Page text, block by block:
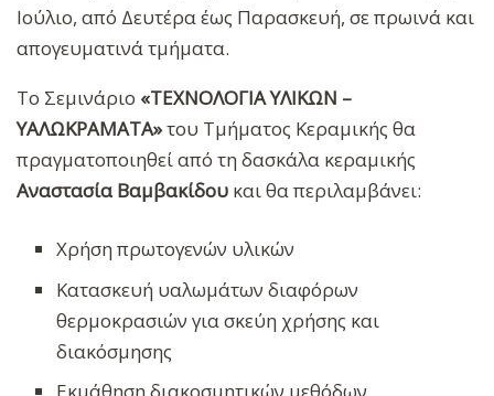
Ιούλιο, από Δευτέρα έως Παρασκευή, σε πρωινά και
απογευματινά τμήματα.
Το Σεμινάριο «ΤΕΧΝΟΛΟΓΙΑ ΥΛΙΚΩΝ –
ΥΑΛΩΚΡΑΜΑΤΑ»του Τμήματος Κεραμικής θα
πραγματοποιηθεί από τη δασκάλα κεραμικής
Αναστασία Βαμβακίδου και θα περιλαμβάνει:
Χρήση πρωτογενών υλικών
Κατασκευή υαλωμάτων διαφόρων
θερμοκρασιών για σκεύη χρήσης και
διακόσμησης